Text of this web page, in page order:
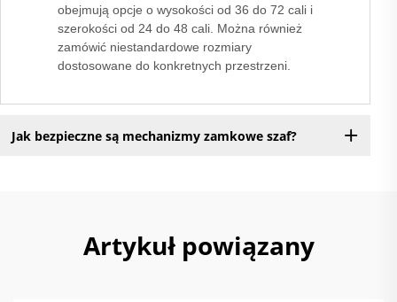
obejmują opcje o wysokości od 36 do 72 cali i
szerokości od 24 do 48 cali. Można również
zamówić niestandardowe rozmiary
dostosowane do konkretnych przestrzeni.
Jak bezpieczne są mechanizmy zamkowe szaf?
Artykuł powiązany